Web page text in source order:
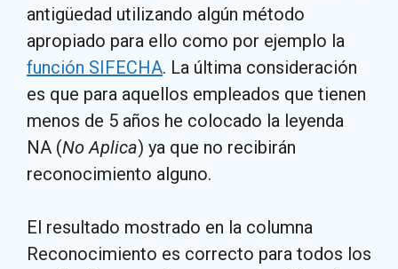
antigüedad utilizando algún método
apropiado para ello como por ejemplo la
función SIFECHA. La última consideración
es que para aquellos empleados que tienen
menos de 5 años he colocado la leyenda
NA (No Aplica) ya que no recibirán
reconocimiento alguno.
El resultado mostrado en la columna
Reconocimiento es correcto para todos los